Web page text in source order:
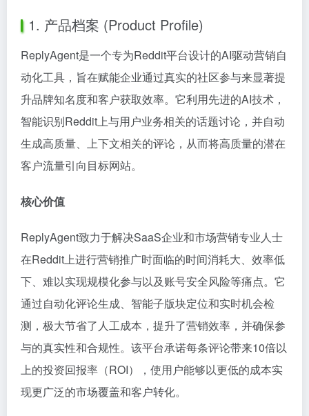
1. 产品档案 (Product Profile)
ReplyAgent是一个专为Reddit平台设计的AI驱动营销自
动化工具，旨在赋能企业通过真实的社区参与来显著提
升品牌知名度和客户获取效率。它利用先进的AI技术，
智能识别Reddit上与用户业务相关的话题讨论，并自动
生成高质量、上下文相关的评论，从而将高质量的潜在
客户流量引向目标网站。
核心价值
ReplyAgent致力于解决SaaS企业和市场营销专业人士
在Reddit上进行营销推广时面临的时间消耗大、效率低
下、难以实现规模化参与以及账号安全风险等痛点。它
通过自动化评论生成、智能子版块定位和实时机会检
测，极大节省了人工成本，提升了营销效率，并确保参
与的真实性和合规性。该平台承诺每条评论带来10倍以
上的投资回报率（ROI），使用户能够以更低的成本实
现更广泛的市场覆盖和客户转化。